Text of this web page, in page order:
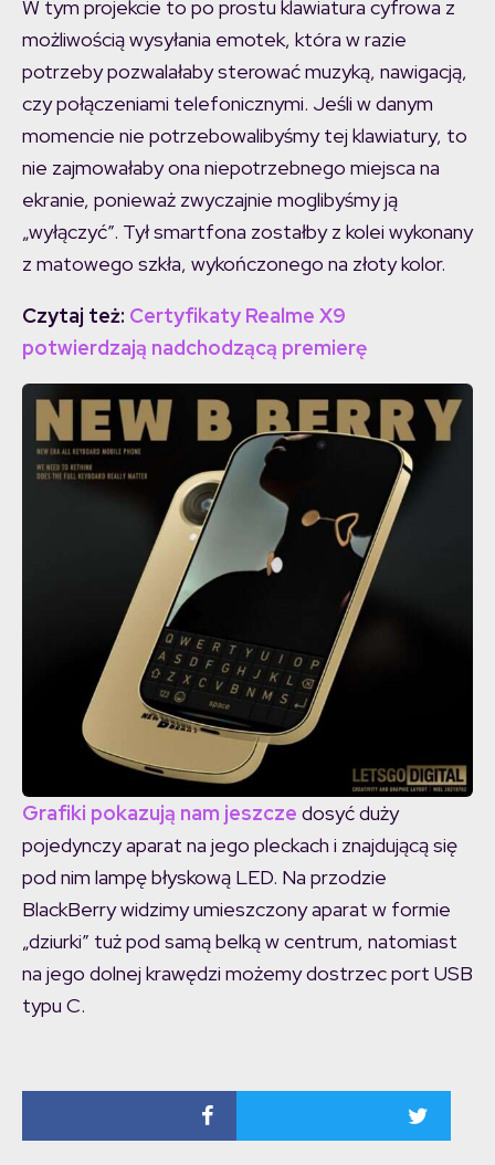
W tym projekcie to po prostu klawiatura cyfrowa z
możliwością wysyłania emotek, która w razie
potrzeby pozwalałaby sterować muzyką, nawigacją,
czy połączeniami telefonicznymi. Jeśli w danym
momencie nie potrzebowalibyśmy tej klawiatury, to
nie zajmowałaby ona niepotrzebnego miejsca na
ekranie, ponieważ zwyczajnie moglibyśmy ją
„wyłączyć”. Tył smartfona zostałby z kolei wykonany
z matowego szkła, wykończonego na złoty kolor.
Czytaj też: Certyfikaty Realme X9
potwierdzają nadchodzącą premierę
Grafiki pokazują nam jeszcze dosyć duży
pojedynczy aparat na jego pleckach i znajdującą się
pod nim lampę błyskową LED. Na przodzie
BlackBerry widzimy umieszczony aparat w formie
„dziurki” tuż pod samą belką w centrum, natomiast
na jego dolnej krawędzi możemy dostrzec port USB
typu C.